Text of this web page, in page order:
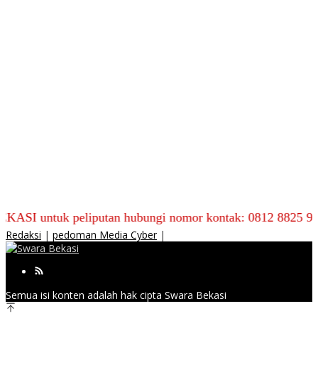
peliputan hubungi nomor kontak: 0812 8825 9590
Redaksi | pedoman Media Cyber|
Semua isi konten adalah hak cipta Swara Bekasi